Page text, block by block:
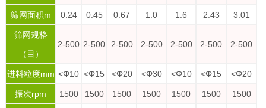
筛网面积m 0.24 0.45 0.67 1.0 1.6 2.43 3.01
筛网规格
（目）
2-500 2-500 2-500 2-500 2-500 2-500 2-500
进料粒度mm <Φ10 <Φ15 <Φ20 <Φ30 <Φ10 <Φ15 <Φ20
振次rpm 1500 1500 1500 1500 1500 1500 1500